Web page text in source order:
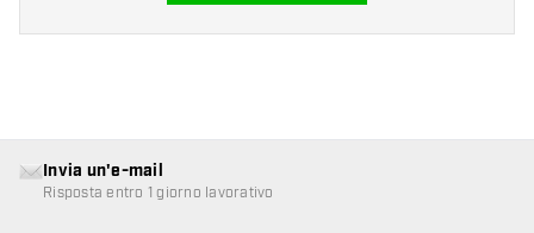
Invia un'e-mail
Risposta entro 1 giorno lavorativo